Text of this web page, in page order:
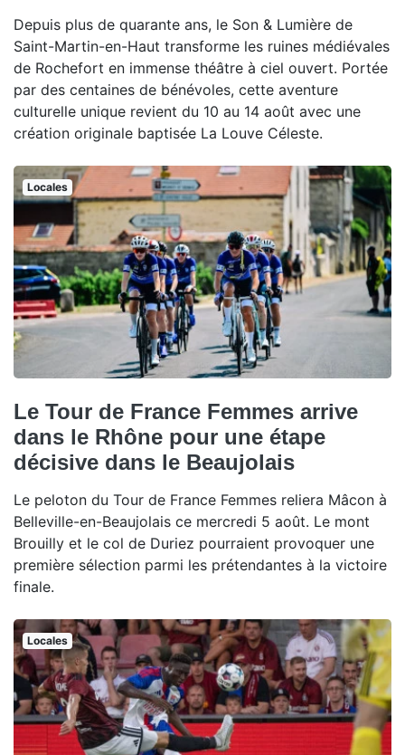
Depuis plus de quarante ans, le Son & Lumière de
Saint-Martin-en-Haut transforme les ruines médiévales
de Rochefort en immense théâtre à ciel ouvert. Portée
par des centaines de bénévoles, cette aventure
culturelle unique revient du 10 au 14 août avec une
création originale baptisée La Louve Céleste.
Locales
Le Tour de France Femmes arrive
dans le Rhône pour une étape
décisive dans le Beaujolais
Le peloton du Tour de France Femmes reliera Mâcon à
Belleville-en-Beaujolais ce mercredi 5 août. Le mont
Brouilly et le col de Duriez pourraient provoquer une
première sélection parmi les prétendantes à la victoire
finale.
Locales